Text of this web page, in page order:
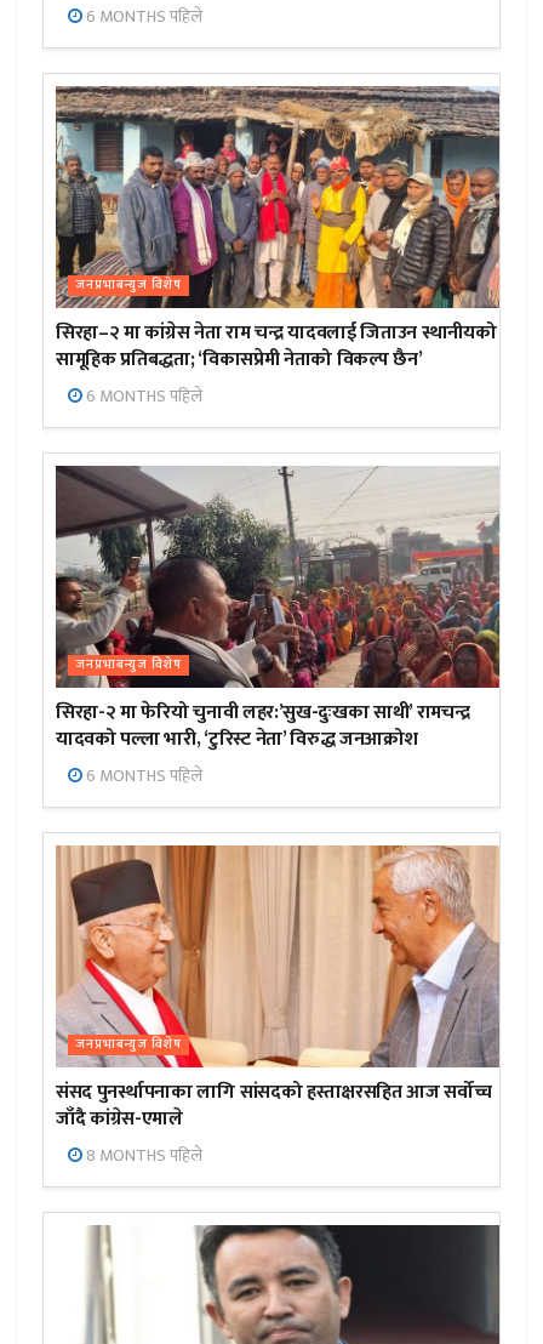
6 MONTHS पहिले
जनप्रभाबन्युज विशेष
सिरहा–२ मा कांग्रेस नेता राम चन्द्र यादवलाई जिताउन स्थानीयको
सामूहिक प्रतिबद्धता; ‘विकासप्रेमी नेताको विकल्प छैन’
6 MONTHS पहिले
जनप्रभाबन्युज विशेष
सिरहा-२ मा फेरियो चुनावी लहर:’सुख-दुःखका साथी’ रामचन्द्र
यादवको पल्ला भारी, ‘टुरिस्ट नेता’ विरुद्ध जनआक्रोश
6 MONTHS पहिले
जनप्रभाबन्युज विशेष
संसद पुनर्स्थापनाका लागि सांसदको हस्ताक्षरसहित आज सर्वोच्च
जाँदै कांग्रेस-एमाले
8 MONTHS पहिले